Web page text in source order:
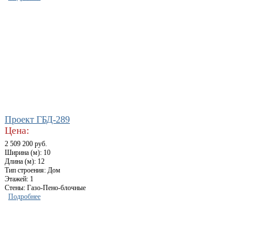
Проект ГБД-289
Цена:
2 509 200 руб.
Ширина (м): 10
Длина (м): 12
Тип строения: Дом
Этажей: 1
Стены: Газо-Пено-блочные
Подробнее